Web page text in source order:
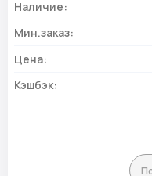
Наличие:
Мин.заказ:
Цена:
Кэшбэк: